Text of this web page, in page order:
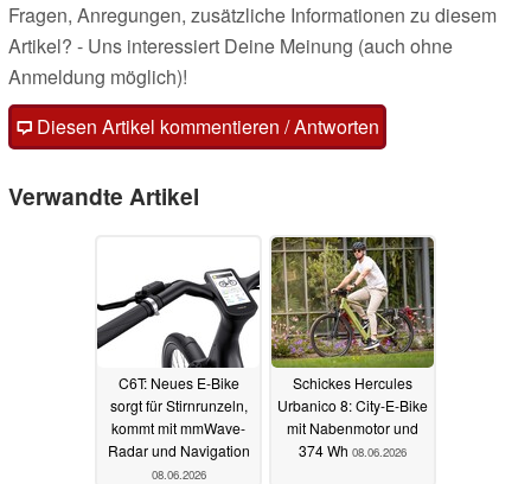
Fragen, Anregungen, zusätzliche Informationen zu diesem
Artikel? - Uns interessiert Deine Meinung (auch ohne
Anmeldung möglich)!
Diesen Artikel kommentieren / Antworten
Verwandte Artikel
C6T: Neues E-Bike
sorgt für Stirnrunzeln,
kommt mit mmWave-
Radar und Navigation
08.06.2026
Schickes Hercules
Urbanico 8: City-E-Bike
mit Nabenmotor und
374 Wh 08.06.2026